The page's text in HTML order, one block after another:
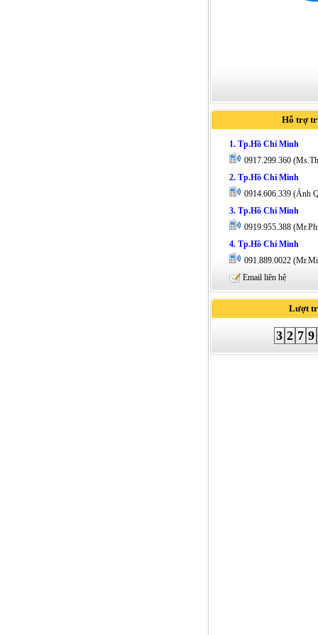
Hỗ trợ
1. Tp.Hồ Chí Minh
0917.299.360
2. Tp.Hồ Chí Minh
0914.606.339 (Ánh
3. Tp.Hồ Chí Minh
0919.955.388
4. Tp.Hồ Chí Minh
091.889.0022
Email liên hệ
Lượt
3 2 7 9